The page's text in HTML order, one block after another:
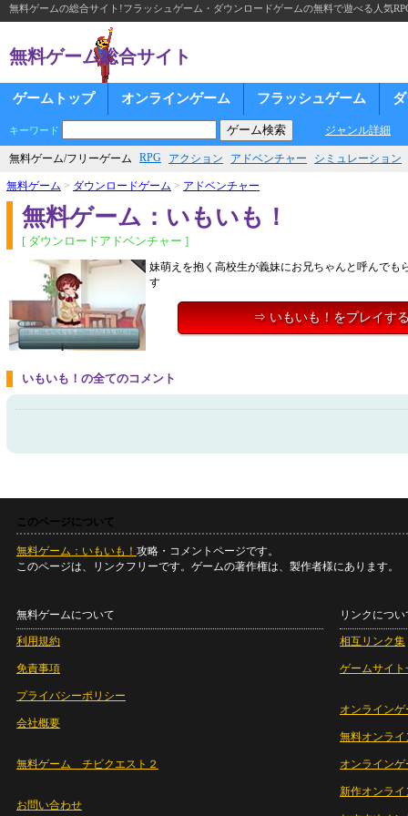
無料ゲームの総合サイト!フラッシュゲーム・ダウンロードゲームの無料で遊べる人気
無料ゲーム総合サイト
ゲームトップ オンラインゲーム フラッシュゲーム
キーワード ジャンル詳細
無料ゲーム/フリーゲーム RPG アクション アドベンチャー シミュレーション
無料ゲーム > ダウンロードゲーム > アドベンチャー
無料ゲーム：いもいも！
[ ダウンロードアドベンチャー ]
妹萌えを抱く高校生が義妹にお兄ちゃんと呼んでも
す
⇒ いもいも！をプレイす
いもいも！の全てのコメント
このページについて
無料ゲーム：いもいも！ 攻略・コメントページです。
このページは、リンクフリーです。ゲームの著作権は、製作者様にあります。
無料ゲームについて
利用規約
免責事項
プライバシーポリシー
会社概要
無料ゲーム チビクエスト２
お問い合わせ
リンクについ
相互リンク集
ゲームサイト
オンラインゲ
無料オンライ
オンライン
新作オンライ